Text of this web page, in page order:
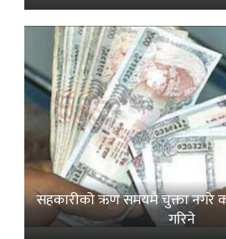
सहकारीको ऋण समयमै चुक्ता नगरे
गरिने